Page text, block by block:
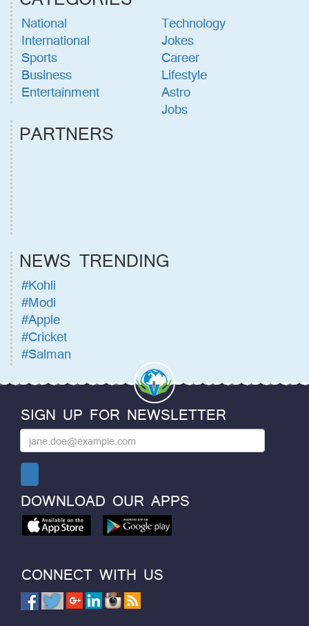
National
International
Sports
Business
Entertainment
Technology
Jokes
Career
Lifestyle
Astro
Jobs
PARTNERS
NEWS TRENDING
#Kohli
#Modi
#Apple
#Cricket
#Salman
SIGN UP FOR NEWSLETTER
DOWNLOAD OUR APPS
CONNECT WITH US